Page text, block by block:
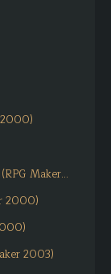
2000)
Maker...
2000)
2003)